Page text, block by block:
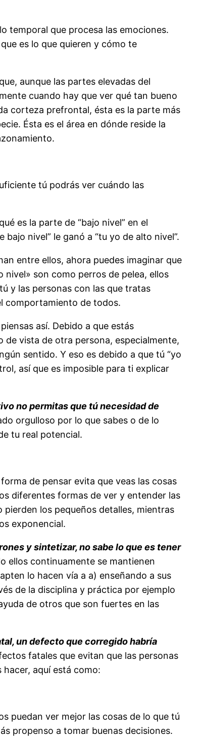
temporal que procesa las emociones.
es lo que quieren y cómo te
aunque las partes elevadas del
cuando hay que ver qué tan bueno
corteza prefrontal, ésta es la parte más
Ésta es el área en dónde reside la
tú podrás ver cuándo las
es la parte de “bajo nivel” en el
nivel” le ganó a “tu yo de alto nivel”.
entre ellos, ahora puedes imaginar que
nivel» son como perros de pelea, ellos
y las personas con las que tratas
comportamiento de todos.
así. Debido a que estás
de vista de otra persona, especialmente,
sentido. Y eso es debido a que tú “yo
así que es imposible para ti explicar
no permitas que tú necesidad de
orgulloso por lo que sabes o de lo
tu real potencial.
de pensar evita que veas las cosas
diferentes formas de ver y entender las
los pequeños detalles, mientras
exponencial.
y sintetizar, no sabe lo que es tener
ellos continuamente se mantienen
lo hacen vía a a) enseñando a sus
de la disciplina y práctica por ejemplo
de otros que son fuertes en las
un defecto que corregido habría
fatales que evitan que las personas
aquí está como:
puedan ver mejor las cosas de lo que tú
propenso a tomar buenas decisiones.